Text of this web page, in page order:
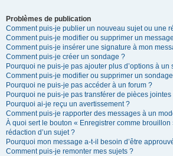
Problèmes de publication
Comment puis-je publier un nouveau sujet ou une
Comment puis-je modifier ou supprimer un
Comment puis-je insérer une signature à mon
Comment puis-je créer un sondage ?
Pourquoi ne puis-je pas ajouter plus d’options à un
Comment puis-je modifier ou supprimer un
Pourquoi ne puis-je pas accéder à un forum ?
Pourquoi ne puis-je pas transférer de pièces jointes
Pourquoi ai-je reçu un avertissement ?
Comment puis-je rapporter des messages à un
À quoi sert le bouton « Enregistrer comme brouillon
rédaction d’un sujet ?
Pourquoi mon message a-t-il besoin d’être
Comment puis-je remonter mes sujets ?